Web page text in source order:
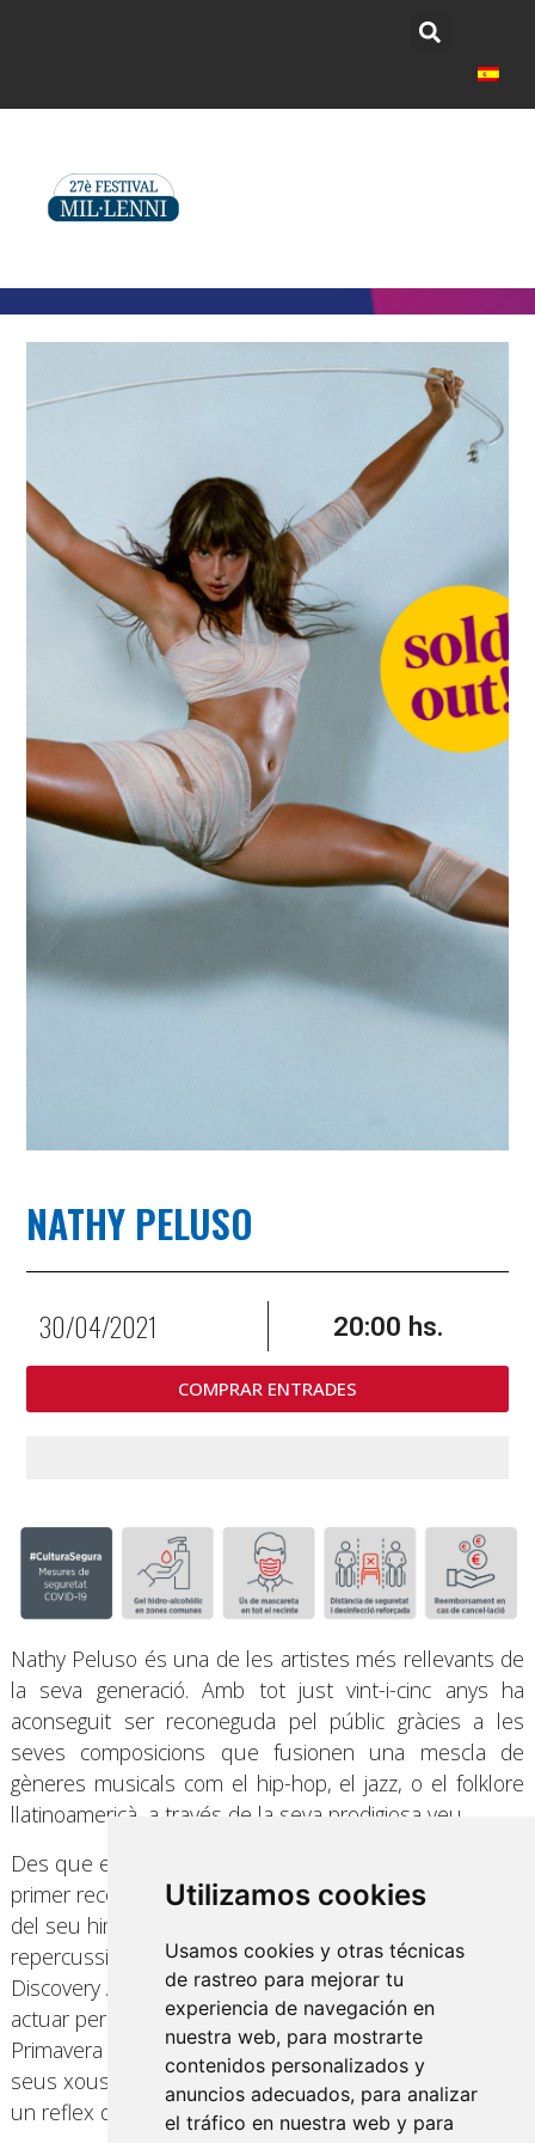
Utilizamos cookies
Usamos cookies y otras técnicas
de rastreo para mejorar tu
experiencia de navegación en
nuestra web, para mostrarte
contenidos personalizados y
anuncios adecuados, para analizar
el tráfico en nuestra web y para
NATHY PELUSO
30/04/2021 20:00 hs.
COMPRAR ENTRADES
Nathy Peluso és una de les artistes més rellevants de
la seva generació. Amb tot just vint-i-cinc anys ha
aconseguit ser reconeguda pel públic gràcies a les
seves composicions que fusionen una mescla de
gèneres musicals com el hip-hop, el jazz, o el folklore
llatinoamericà, a través de la seva prodigiosa veu.
Des que en 2017 veiés la llum “Esmeralda”, el seu
primer recopilatori, però sobretot des del llançament
del seu himne “Corashe”, ha anat sumant èxits i
repercussió, que l’han fet rebre premis com el
Discovery Artist 2019 en LAMC (Nova York), així com
actuar per tot el món en prestigiosos festivals com el
Primavera Sound on ha brillat gràcies a la potència dels
seus xous, on uneix interpretació, música i ball que és
un reflex de la seva innovadora personalitat artística.